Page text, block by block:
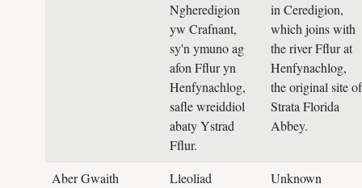
Ngheredigion
yw Crafnant,
sy'n ymuno ag
afon Fflur yn
Henfynachlog,
safle wreiddiol
abaty Ystrad
Fflur.
in Ceredigion,
which joins with
the river Fflur at
Henfynachlog,
the original site of
Strata Florida
Abbey.
Aber Gwaith
Lleoliad
Unknown